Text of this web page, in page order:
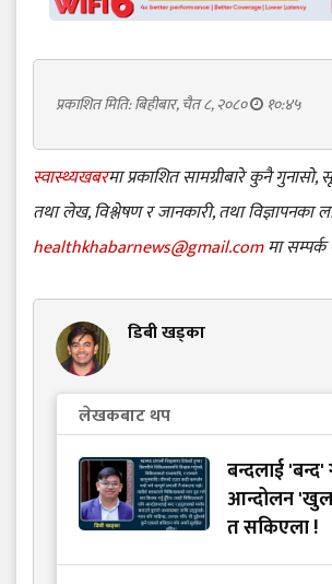
प्रकाशित मिति: बिहीबार, चैत ८, २०८० १०:४५
स्वास्थ्यखबरमा प्रकाशित सामग्रीबारे कुनै
तथा लेख, विश्लेषण र जानकारी, तथा विज्ञापनका
healthkhabarnews@gmail.comमा सम्पर्क
डिबी खड्का
लेखकबाट थप
बन्दलाई 'बन्द'
आन्दोलन
त सकिएला !